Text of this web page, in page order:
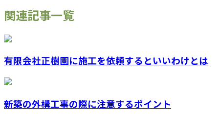
関連記事一覧
有限会社正樹園に施工を依頼するといいわけとは
新築の外構工事の際に注意するポイント